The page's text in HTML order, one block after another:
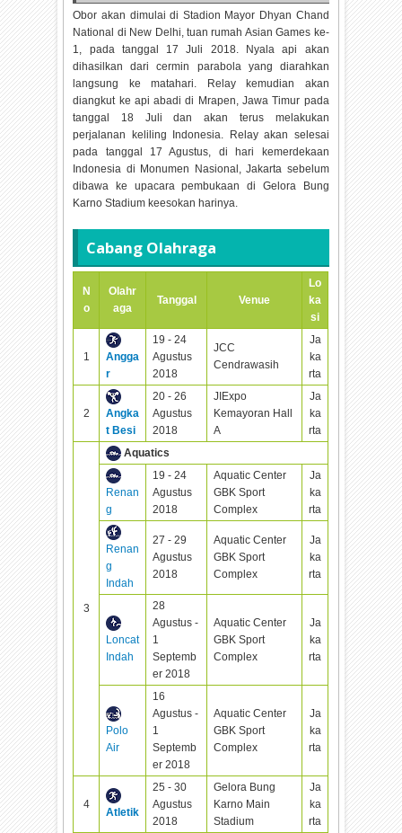
Obor akan dimulai di Stadion Mayor Dhyan Chand
National di New Delhi, tuan rumah Asian Games ke-
1, pada tanggal 17 Juli 2018. Nyala api akan
dihasilkan dari cermin parabola yang diarahkan
langsung ke matahari. Relay kemudian akan
diangkut ke api abadi di Mrapen, Jawa Timur pada
tanggal 18 Juli dan akan terus melakukan
perjalanan keliling Indonesia. Relay akan selesai
pada tanggal 17 Agustus, di hari kemerdekaan
Indonesia di Monumen Nasional, Jakarta sebelum
dibawa ke upacara pembukaan di Gelora Bung
Karno Stadium keesokan harinya.
Cabang Olahraga
N
o
Olahr
aga
Tanggal Venue
Lo
ka
si
1
Angga
r
19 - 24
Agustus
2018
JCC
Cendrawasih
Ja
ka
rta
2
Angka
t Besi
20 - 26
Agustus
2018
JIExpo
Kemayoran Hall
A
Ja
ka
rta
3
Aquatics
Renan
g
19 - 24
Agustus
2018
Aquatic Center
GBK Sport
Complex
Ja
ka
rta
Renan
g
Indah
27 - 29
Agustus
2018
Aquatic Center
GBK Sport
Complex
Ja
ka
rta
Loncat
Indah
28
Agustus -
1
Septemb
er 2018
Aquatic Center
GBK Sport
Complex
Ja
ka
rta
Polo
Air
16
Agustus -
1
Septemb
er 2018
Aquatic Center
GBK Sport
Complex
Ja
ka
rta
4
Atletik
25 - 30
Agustus
2018
Gelora Bung
Karno Main
Stadium
Ja
ka
rta